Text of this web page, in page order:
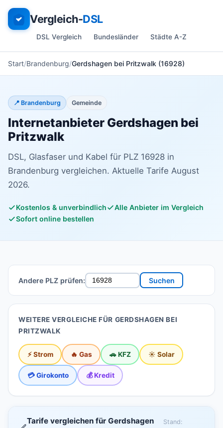
Vergleich-DSL
DSL Vergleich Bundesländer Städte A-Z
Start Brandenburg Gerdshagen bei Pritzwalk (16928)
📍 Brandenburg Gemeinde
Internetanbieter Gerdshagen bei
Pritzwalk
DSL, Glasfaser und Kabel für PLZ 16928 in
Brandenburg vergleichen. Aktuelle Tarife August
2026.
Kostenlos & unverbindlich
Alle Anbieter im Vergleich
Sofort online bestellen
Andere PLZ prüfen: Suchen
WEITERE VERGLEICHE FÜR GERDSHAGEN BEI
PRITZWALK
⚡ Strom 🔥 Gas 🚗 KFZ ☀️ Solar
💳 Girokonto 💰 Kredit
Tarife vergleichen für Gerdshagen
Stand: